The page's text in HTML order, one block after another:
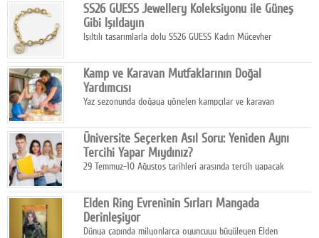
SS26 GUESS Jewellery Koleksiyonu ile Güneş
Gibi Işıldayın
Işıltılı tasarımlarla dolu SS26 GUESS Kadın Mücevher
dokunuşunu taşıyor.
Kamp ve Karavan Mutfaklarının Doğal
Yardımcısı
Yaz sezonunda doğaya yönelen kampçılar ve karavan
temizlik sağlayan, çevreye duyarlı bitkisel içerikli ürünleri tercih
ediyor.
Üniversite Seçerken Asıl Soru: Yeniden Aynı
Tercihi Yapar Mıydınız?
29 Temmuz-10 Ağustos tarihleri arasında tercih yapacak
Elden Ring Evreninin Sırları Mangada
Derinleşiyor
Dünya çapında milyonlarca oyuncuyu büyüleyen Elden